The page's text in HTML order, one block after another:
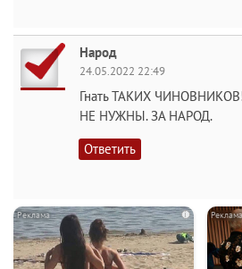
Народ
24.05.2022 22:49
Гнать ТАКИХ
НЕ НУЖНЫ. ЗА НАРОД.
Ответить
i